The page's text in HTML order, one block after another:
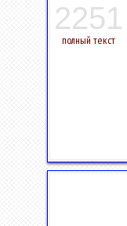
2251
полный текст